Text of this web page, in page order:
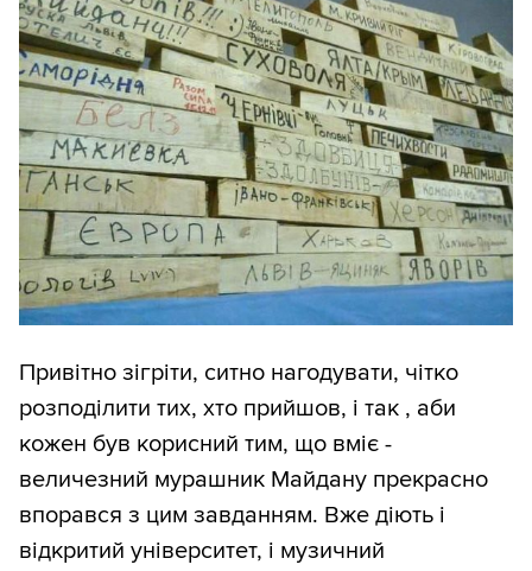
Привітно зігріти, ситно нагодувати, чітко
розподілити тих, хто прийшов, і так , аби
кожен був корисний тим, що вміє -
величезний мурашник Майдану прекрасно
впорався з цим завданням. Вже діють і
відкритий університет, і музичний